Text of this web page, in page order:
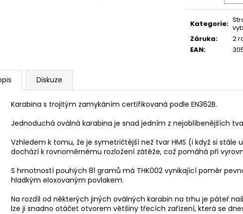
Kategorie:
Záruka:
2
EAN:
Diskuze
Karabina s trojitým zamykáním certifikovaná podle EN362B.
Jednoduchá oválná karabina je snad jedním z nejoblíbenějších
Vzhledem k tomu, že je symetričtější než tvar HMS (i když si stále
dochází k rovnoměrnému rozložení zátěže, což pomáhá při
S hmotností pouhých 81 gramů má THK002 vynikající poměr
hladkým eloxovaným povlakem.
Na rozdíl od některých jiných oválných karabin na trhu je páteř
lze ji snadno otáčet otvorem většiny třecích zařízení, která se